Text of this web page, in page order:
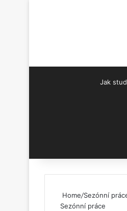
Jak
Home/Sezónní
Sezónní práce